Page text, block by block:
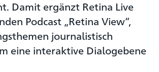
Damit ergänzt Retina Live
Podcast „Retina View“,
journalistisch
eine interaktive Dialogebene